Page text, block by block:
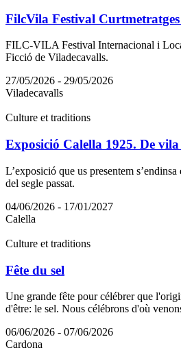
FilcVila Festival
FILC-VILA Festival Internacional i
Ficció de Viladecavalls.
27/05/2026 - 29/05/2026
Viladecavalls
Culture et traditions
Exposició Calella 1925. De
L’exposició que us presentem
del segle passat.
04/06/2026 - 17/01/2027
Calella
Culture et traditions
Fête du sel
Une grande fête pour célébrer que
d'être: le sel. Nous célébrons d'où
06/06/2026 - 07/06/2026
Cardona